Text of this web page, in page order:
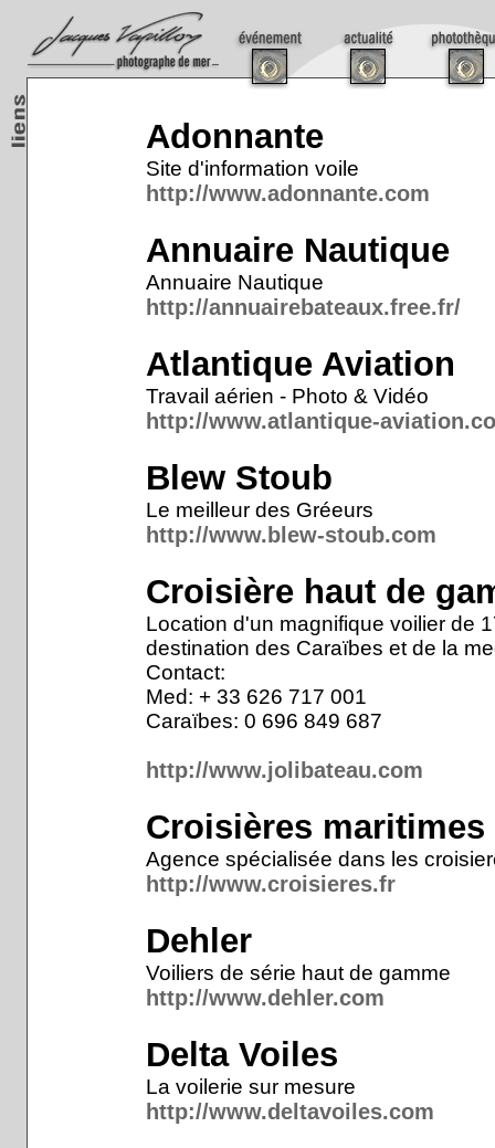
Adonnante
Site d'information voile
http://www.adonnante.com
Annuaire Nautique
Annuaire Nautique
http://annuairebateaux.free.fr/
Atlantique Aviation
Travail aérien - Photo & Vidéo
http://www.atlantique-
Blew Stoub
Le meilleur des Gréeurs
http://www.blew-stoub.com
Croisière haut de
Location d'un magnifique voilier de
destination des Caraïbes et de la
Contact:
Med: + 33 626 717 001
Caraïbes: 0 696 849 687
http://www.jolibateau.com
Croisières maritimes
Agence spécialisée dans les
http://www.croisieres.fr
Dehler
Voiliers de série haut de gamme
http://www.dehler.com
Delta Voiles
La voilerie sur mesure
http://www.deltavoiles.com